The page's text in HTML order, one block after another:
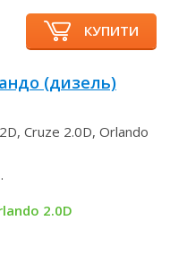
КУПИТИ
(дизель)
Cruze 2.0D, Orlando
2.0D